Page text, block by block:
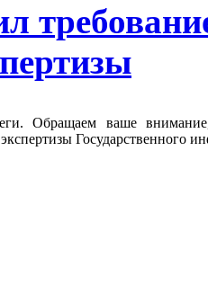
Обращаем ваше
Государственного